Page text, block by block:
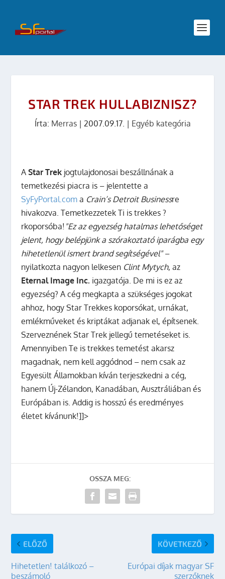
STAR TREK HULLABIZNISZ?
Írta: Merras| 2007.09.17. | Egyéb kategória
AStar Trek jogtulajdonosai beszállnának a
temetkezési piacra is – jelentette a
SyFyPortal.com a Crain’s Detroit Businessre
hivakozva. Temetkezzetek Ti is trekkes ?
rkoporsóba! "Ez az egyezség hatalmas lehetőséget
jelent, hogy belépjünk a szórakoztató iparágba egy
hihetetlenül ismert brand segítségével"–
nyilatkozta nagyon lelkesen Clint Mytych, az
Eternal Image Inc. igazgatója. De mi is ez az
egyezség? A cég megkapta a szükséges jogokat
ahhoz, hogy Star Trekkes koporsókat, urnákat,
emlékműveket és kriptákat adjanak el, építsenek.
Szerveznének Star Trek jellegű temetéseket is.
Amennyiben Te is trekkes temetést akarsz
magadnak, nem kell aggódnod – nem csak az
Egyesült Államokban kíván terjeszkedni a cég,
hanem Új-Zélandon, Kanadában, Ausztráliában és
Európában is. Addig is hosszú és eredményes
életet kívánunk!]]>
OSSZA MEG:
ELŐZŐ
Hihetetlen! találkozó –
beszámoló
KÖVETKEZŐ
Európai díjak magyar SF
szerzőknek